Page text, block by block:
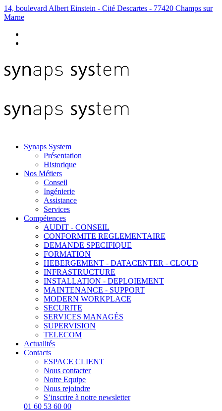
14, boulevard Albert Einstein - Cité Descartes - 77420 Champs sur
Marne
Synaps System
Présentation
Historique
Nos Métiers
Conseil
Ingénierie
Assistance
Services
Compétences
AUDIT - CONSEIL
CONFORMITE REGLEMENTAIRE
DEMANDE SPECIFIQUE
FORMATION
HEBERGEMENT - DATACENTER - CLOUD
INFRASTRUCTURE
INSTALLATION - DEPLOIEMENT
MAINTENANCE - SUPPORT
MODERN WORKPLACE
SECURITE
SERVICES MANAGÉS
SUPERVISION
TELECOM
Actualités
Contacts
ESPACE CLIENT
Nous contacter
Notre Equipe
Nous rejoindre
S’inscrire à notre newsletter
01 60 53 60 00